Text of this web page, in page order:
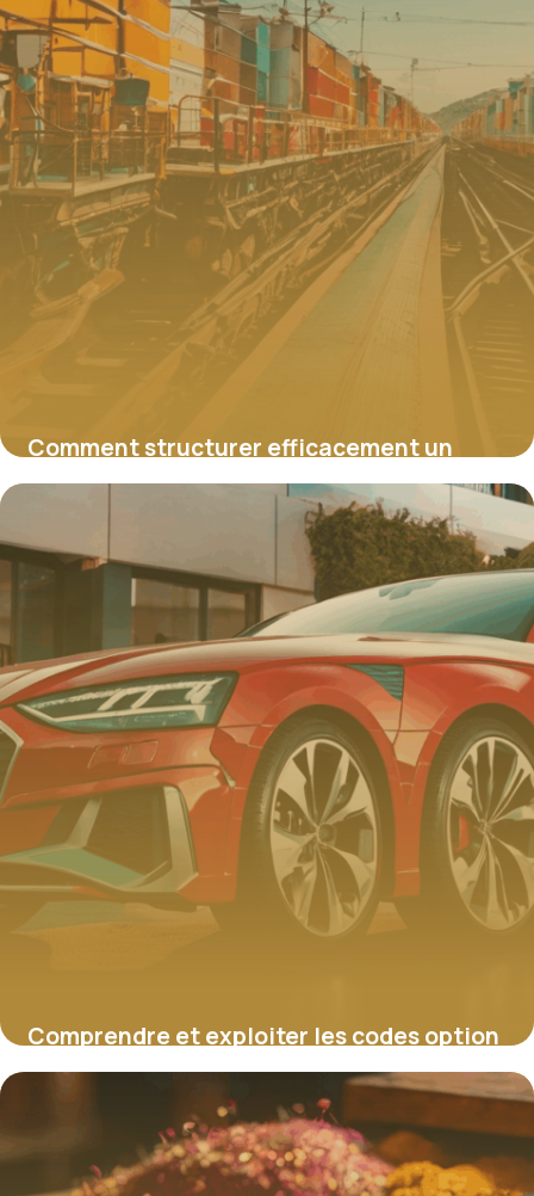
Comment structurer efficacement un
message après une conversation
téléphonique professionnelle
4 juillet 2025
Comprendre et exploiter les codes option
Audi pour personnaliser son véhicule